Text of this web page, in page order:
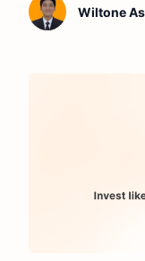
subida desde los
es si comprar
Wiltone